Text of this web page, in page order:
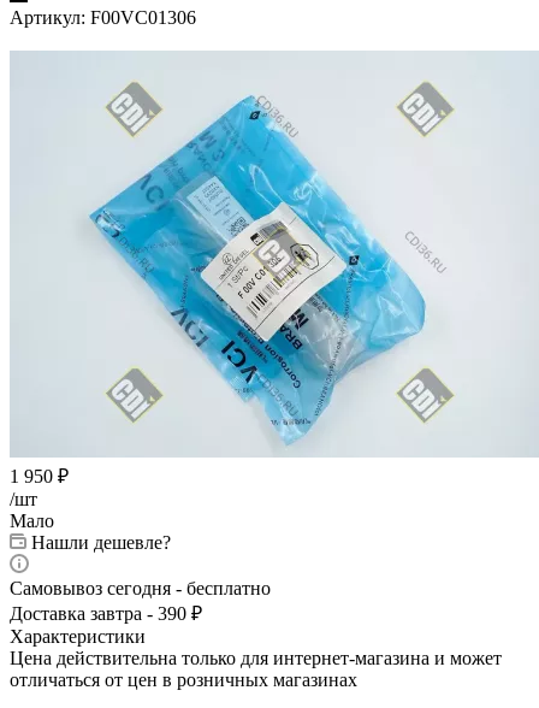
Артикул: F00VC01306
1 950 ₽
/шт
Мало
Нашли дешевле?
Самовывоз сегодня - бесплатно
Доставка завтра - 390 ₽
Характеристики
Цена действительна только для интернет-магазина и может
отличаться от цен в розничных магазинах